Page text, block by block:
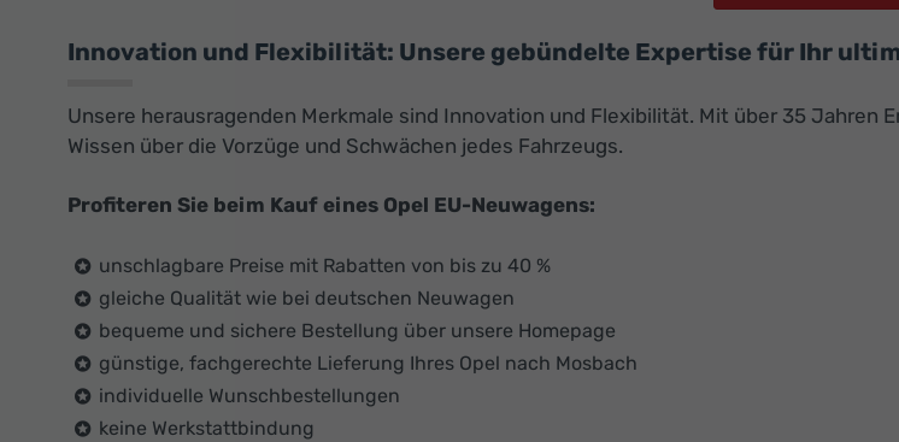
Innovation und Flexibilität: Unsere gebündelte Expertise für Ihr
Unsere herausragenden Merkmale sind Innovation und Flexibilität. Mit über 35
Wissen über die Vorzüge und Schwächen jedes Fahrzeugs.
Profiteren Sie beim Kauf eines Opel EU-Neuwagens:
unschlagbare Preise mit Rabatten von bis zu 40 %
gleiche Qualität wie bei deutschen Neuwagen
bequeme und sichere Bestellung über unsere Homepage
günstige, fachgerechte Lieferung Ihres Opel nach Mosbach
individuelle Wunschbestellungen
keine Werkstattbindung